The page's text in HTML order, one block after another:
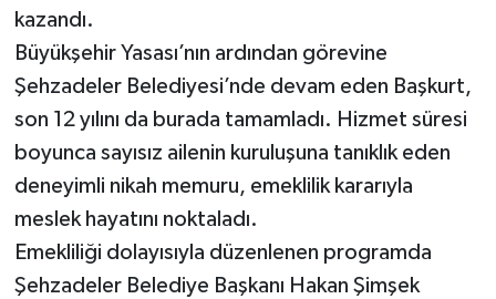
kazandı.
Büyükşehir Yasası’nın ardından görevine
Şehzadeler Belediyesi’nde devam eden Başkurt,
son 12 yılını da burada tamamladı. Hizmet süresi
boyunca sayısız ailenin kuruluşuna tanıklık eden
deneyimli nikah memuru, emeklilik kararıyla
meslek hayatını noktaladı.
Emekliliği dolayısıyla düzenlenen programda
Şehzadeler Belediye Başkanı Hakan Şimşek